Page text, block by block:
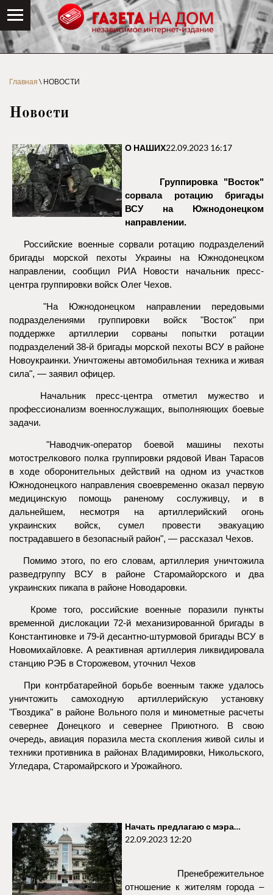
Главная \ НОВОСТИ
Новости
О НАШИХ22.09.2023 16:17
Группировка "Восток"
сорвала ротацию бригады
ВСУ на Южнодонецком
направлении.
Российские военные сорвали ротацию подразделений
бригады морской пехоты Украины на Южнодонецком
направлении, сообщил РИА Новости начальник пресс-
центра группировки войск Олег Чехов.
"На Южнодонецком направлении передовыми
подразделениями группировки войск "Восток" при
поддержке артиллерии сорваны попытки ротации
подразделений 38-й бригады морской пехоты ВСУ в районе
Новоукраинки. Уничтожены автомобильная техника и живая
сила", — заявил офицер.
Начальник пресс-центра отметил мужество и
профессионализм военнослужащих, выполняющих боевые
задачи.
"Наводчик-оператор боевой машины пехоты
мотострелкового полка группировки рядовой Иван Тарасов
в ходе оборонительных действий на одном из участков
Южнодонецкого направления своевременно оказал первую
медицинскую помощь раненому сослуживцу, и в
дальнейшем, несмотря на артиллерийский огонь
украинских войск, сумел провести эвакуацию
пострадавшего в безопасный район", — рассказал Чехов.
Помимо этого, по его словам, артиллерия уничтожила
разведгруппу ВСУ в районе Старомайорского и два
украинских пикапа в районе Новодаровки.
Кроме того, российские военные поразили пункты
временной дислокации 72-й механизированной бригады в
Константиновке и 79-й десантно-штурмовой бригады ВСУ в
Новомихайловке. А реактивная артиллерия ликвидировала
станцию РЭБ в Сторожевом, уточнил Чехов
При контрбатарейной борьбе военным также удалось
уничтожить самоходную артиллерийскую установку
"Гвоздика" в районе Вольного поля и минометные расчеты
севернее Донецкого и севернее Приютного. В свою
очередь, авиация поразила места скопления живой силы и
техники противника в районах Владимировки, Никольского,
Угледара, Старомайрского и Урожайного.
Начать предлагаю с мэра…
22.09.2023 12:20
Пренебрежительное
отношение к жителям города –